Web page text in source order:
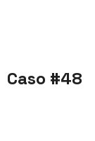
Caso #48